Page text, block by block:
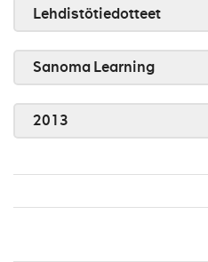
Lehdistötiedotteet
Sanoma Learning
2013